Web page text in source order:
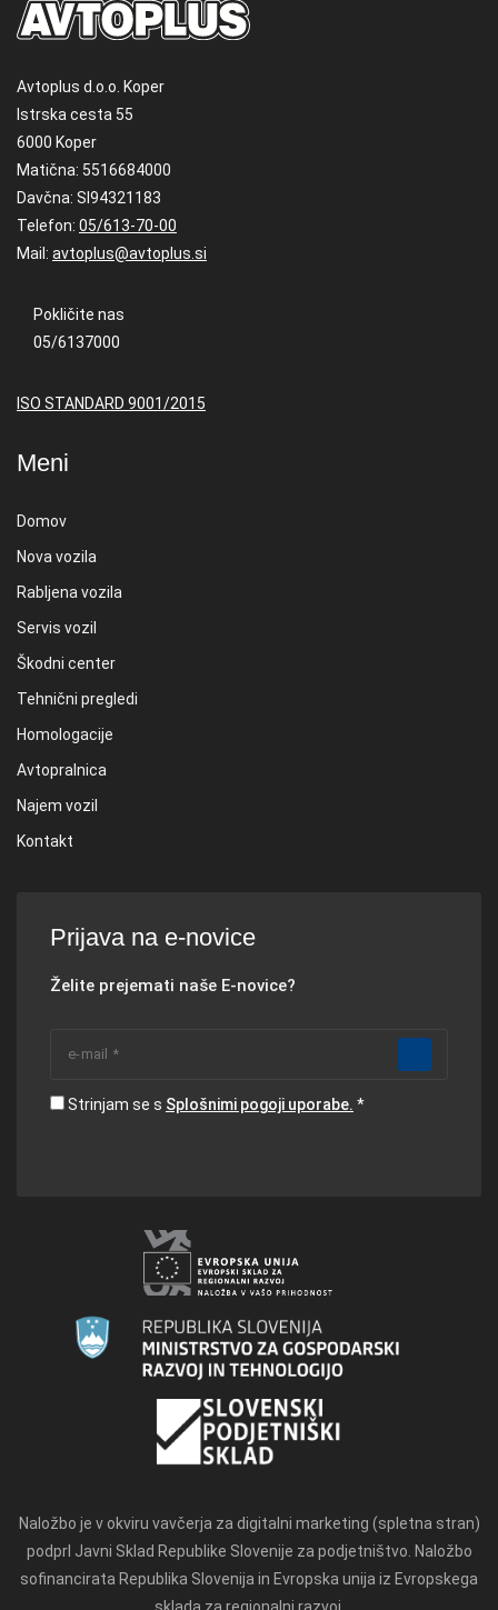
Avtoplus d.o.o. Koper
Istrska cesta 55
6000 Koper
Matična: 5516684000
Davčna: SI94321183
Telefon: 05/613-70-00
Mail: avtoplus@avtoplus.si
Pokličite nas
05/6137000
ISO STANDARD 9001/2015
Meni
Domov
Nova vozila
Rabljena vozila
Servis vozil
Škodni center
Tehnični pregledi
Homologacije
Avtopralnica
Najem vozil
Kontakt
Prijava na e-novice
Želite prejemati naše E-novice?
Strinjam se s Splošnimi pogoji uporabe.
Naložbo je v okviru vavčerja za digitalni marketing (spletna stran)
podprl Javni Sklad Republike Slovenije za podjetništvo. Naložbo
sofinancirata Republika Slovenija in Evropska unija iz Evropskega
sklada za regionalni razvoj.